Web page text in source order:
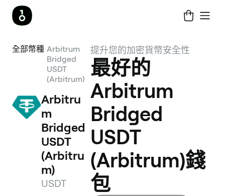
全部幣種 Arbitrum
Bridged
USDT
(Arbitrum)
Arbitru
m
Bridged
USDT
(Arbitru
m)
USDT
提升您的加密貨幣安全性
最好的
Arbitrum
Bridged
USDT
(Arbitrum)錢
包